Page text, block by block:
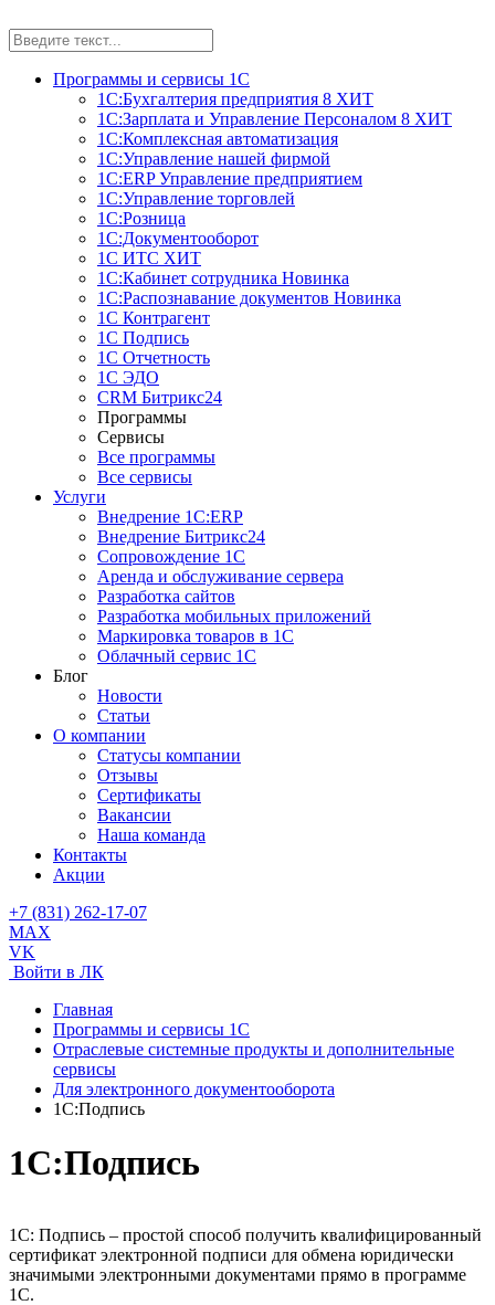
Программы и сервисы 1С
1С:Бухгалтерия предприятия 8 ХИТ
1С:Зарплата и Управление Персоналом 8 ХИТ
1С:Комплексная автоматизация
1С:Управление нашей фирмой
1С:ERP Управление предприятием
1С:Управление торговлей
1С:Розница
1С:Документооборот
1С ИТС ХИТ
1С:Кабинет сотрудника Новинка
1С:Распознавание документов Новинка
1С Контрагент
1С Подпись
1С Отчетность
1С ЭДО
CRM Битрикс24
Программы
Сервисы
Все программы
Все сервисы
Услуги
Внедрение 1С:ERP
Внедрение Битрикс24
Сопровождение 1С
Аренда и обслуживание сервера
Разработка сайтов
Разработка мобильных приложений
Маркировка товаров в 1С
Облачный сервис 1С
Блог
Новости
Статьи
О компании
Cтатусы компании
Отзывы
Сертификаты
Вакансии
Наша команда
Контакты
Акции
+7 (831) 262-17-07
MAX
VK
Войти в ЛК
Главная
Программы и сервисы 1С
Отраслевые системные продукты и дополнительные
сервисы
Для электронного документооборота
1С:Подпись
1С:Подпись
1С: Подпись – простой способ получить квалифицированный
сертификат электронной подписи для обмена юридически
значимыми электронными документами прямо в программе
1С.